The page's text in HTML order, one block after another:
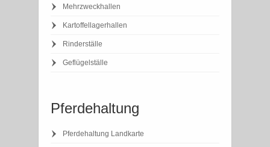
Mehrzweckhallen
Kartoffellagerhallen
Rinderställe
Geflügelställe
Pferdehaltung
Pferdehaltung Landkarte